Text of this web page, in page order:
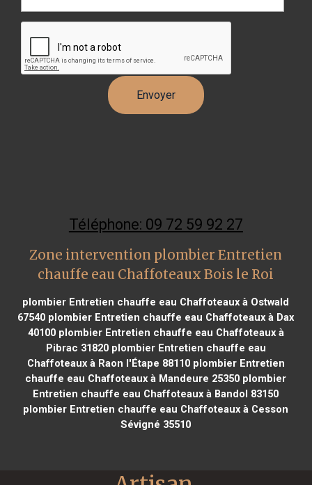
Téléphone: 09 72 59 92 27
Zone intervention plombier Entretien
chauffe eau Chaffoteaux Bois le Roi
plombier Entretien chauffe eau Chaffoteaux à Ostwald
67540 plombier Entretien chauffe eau Chaffoteaux à Dax
40100plombier Entretien chauffe eau Chaffoteaux à
Pibrac 31820plombier Entretien chauffe eau
Chaffoteaux à Raon l'Étape 88110plombier Entretien
chauffe eau Chaffoteaux à Mandeure 25350 plombier
Entretien chauffe eau Chaffoteaux à Bandol 83150
plombier Entretien chauffe eau Chaffoteaux à Cesson
Sévigné 35510